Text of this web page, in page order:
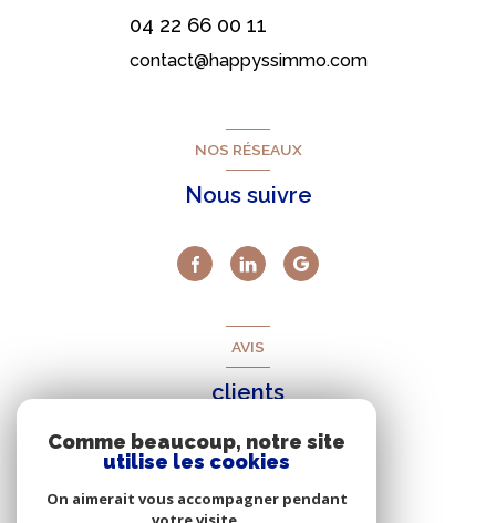
04 22 66 00 11
contact@happyssimmo.com
NOS RÉSEAUX
Nous suivre
AVIS
clients
Comme beaucoup, notre site
utilise les cookies
On aimerait vous accompagner pendant